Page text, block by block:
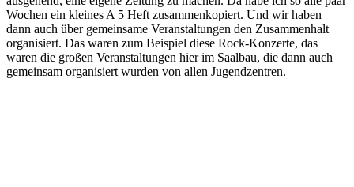
Wochen ein kleines A 5 Heft zusammenkopiert. Und wir haben
dann auch über gemeinsame Veranstaltungen den Zusammenhalt
organisiert. Das waren zum Beispiel diese Rock-Konzerte, das
waren die großen Veranstaltungen hier im Saalbau, die dann auch
gemeinsam organisiert wurden von allen Jugendzentren.